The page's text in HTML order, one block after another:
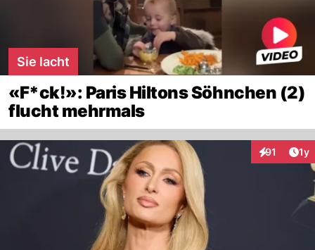
Sie lacht
«F*ck!»: Paris Hiltons Söhnchen (2)
flucht mehrmals
91 1y